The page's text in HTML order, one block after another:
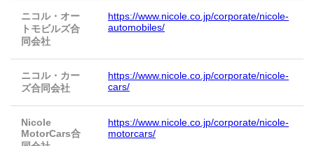
ニコル・オー
トモビルズ合
同会社
https://www.nicole.co.jp/corporate/nicole-
automobiles/
ニコル・カー
ズ合同会社
https://www.nicole.co.jp/corporate/nicole-
cars/
Nicole
MotorCars合
https://www.nicole.co.jp/corporate/nicole-
motorcars/